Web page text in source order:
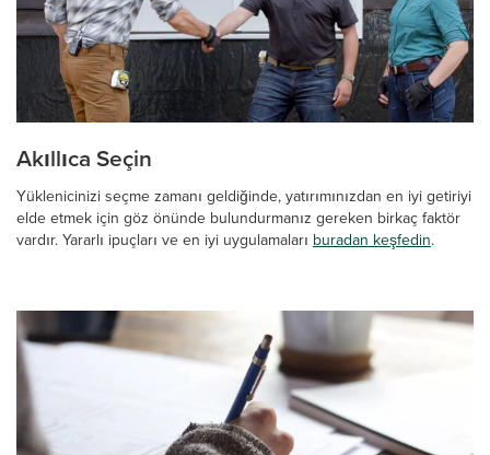
Akıllıca Seçin
Yüklenicinizi seçme zamanı geldiğinde, yatırımınızdan en iyi getiriyi
elde etmek için göz önünde bulundurmanız gereken birkaç faktör
vardır. Yararlı ipuçları ve en iyi uygulamaları buradan keşfedin.